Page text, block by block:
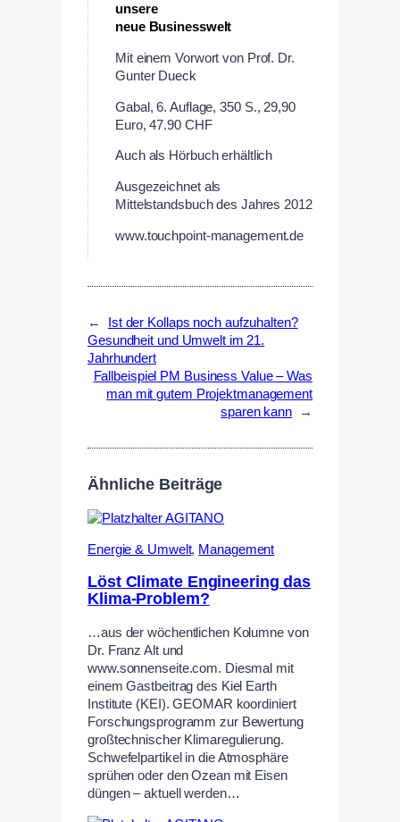
unsere
neue Businesswelt
Mit einem Vorwort von Prof. Dr.
Gunter Dueck
Gabal, 6. Auflage, 350 S., 29,90
Euro, 47.90 CHF
Auch als Hörbuch erhältlich
Ausgezeichnet als
Mittelstandsbuch des Jahres 2012
www.touchpoint-management.de
←
Ist der Kollaps noch aufzuhalten?
Gesundheit und Umwelt im 21.
Jahrhundert
Fallbeispiel PM Business Value – Was
man mit gutem Projektmanagement
sparen kann
→
Ähnliche Beiträge
Energie & Umwelt, Management
Löst Climate Engineering das
Klima-Problem?
…aus der wöchentlichen Kolumne von
Dr. Franz Alt und
www.sonnenseite.com. Diesmal mit
einem Gastbeitrag des Kiel Earth
Institute (KEI). GEOMAR koordiniert
Forschungsprogramm zur Bewertung
großtechnischer Klimaregulierung.
Schwefelpartikel in die Atmosphäre
sprühen oder den Ozean mit Eisen
düngen – aktuell werden…